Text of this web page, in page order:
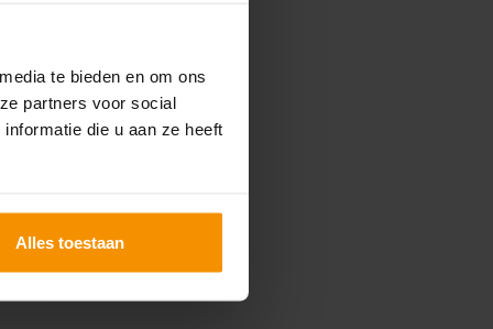
te bieden en om ons
partners voor social
die u aan ze heeft
Alles toestaan